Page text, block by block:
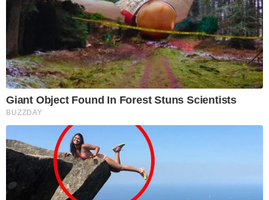
Giant Object Found In Forest Stuns Scientists
BUZZDAY